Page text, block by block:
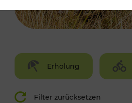
Erholung
Filter zurücksetzen